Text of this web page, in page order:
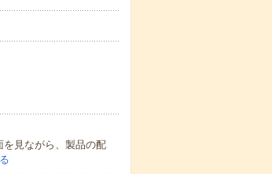
見ながら、製品の配